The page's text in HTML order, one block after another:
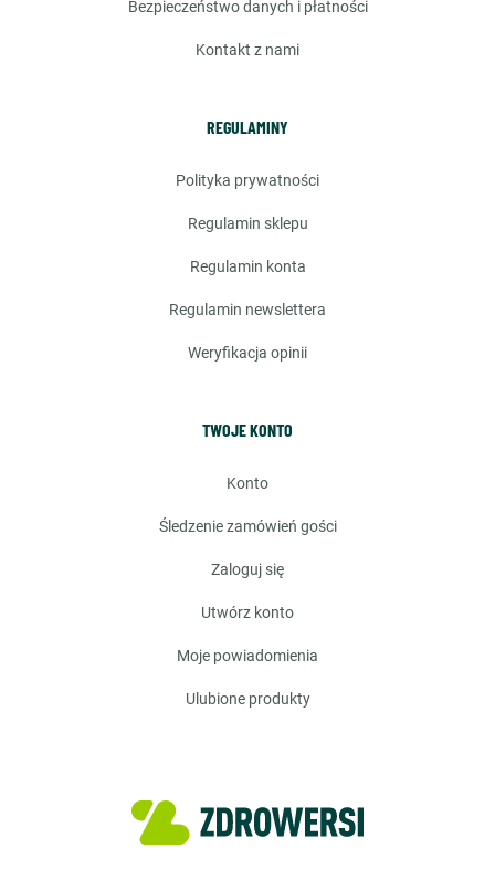
bezpieczeństwo danych i płatności
kontakt z nami
REGULAMINY
polityka prywatności
regulamin sklepu
regulamin konta
regulamin newslettera
weryfikacja opinii
TWOJE KONTO
konto
śledzenie zamówień gości
zaloguj się
utwórz konto
moje powiadomienia
ulubione produkty